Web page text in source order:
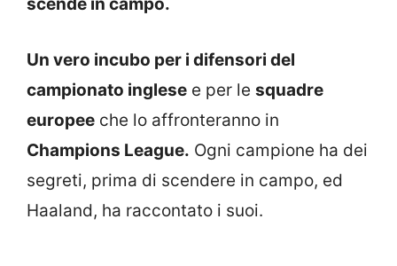
scende in campo.
Un vero incubo per i difensori del
campionato inglese e per le squadre
europee che lo affronteranno in
Champions League. Ogni campione ha dei
segreti, prima di scendere in campo, ed
Haaland, ha raccontato i suoi.